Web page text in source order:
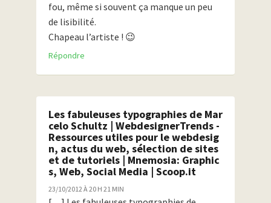
fou, même si souvent ça manque un peu
de lisibilité.
Chapeau l’artiste ! 😉
Répondre
Les fabuleuses typographies de Mar
celo Schultz | WebdesignerTrends -
Ressources utiles pour le webdesig
n, actus du web, sélection de sites
et de tutoriels | Mnemosia: Graphic
s, Web, Social Media | Scoop.it
23/10/2012 À 20 H 21 MIN